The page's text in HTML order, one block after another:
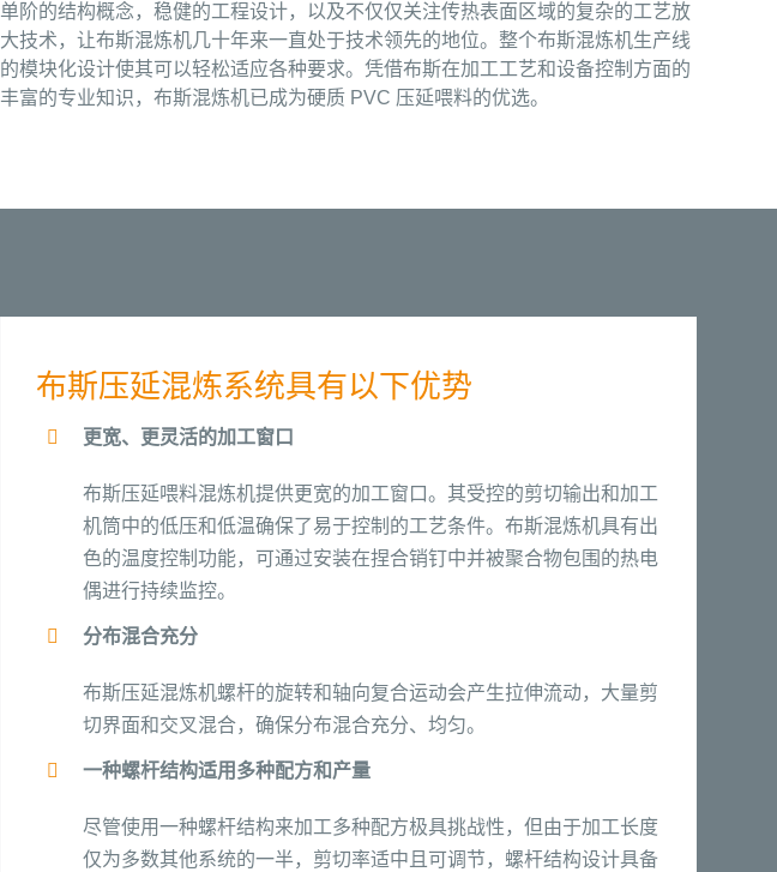
单阶的结构概念，稳健的工程设计，以及不仅仅关注传热表面区域的复杂的工艺放
大技术，让布斯混炼机几十年来一直处于技术领先的地位。整个布斯混炼机生产线
的模块化设计使其可以轻松适应各种要求。凭借布斯在加工工艺和设备控制方面的
丰富的专业知识，布斯混炼机已成为硬质 PVC 压延喂料的优选。
布斯压延混炼系统具有以下优势
更宽、更灵活的加工窗口
布斯压延喂料混炼机提供更宽的加工窗口。其受控的剪切输出和加工
机筒中的低压和低温确保了易于控制的工艺条件。布斯混炼机具有出
色的温度控制功能，可通过安装在捏合销钉中并被聚合物包围的热电
偶进行持续监控。
分布混合充分
布斯压延混炼机螺杆的旋转和轴向复合运动会产生拉伸流动，大量剪
切界面和交叉混合，确保分布混合充分、均匀。
一种螺杆结构适用多种配方和产量
尽管使用一种螺杆结构来加工多种配方极具挑战性，但由于加工长度
仅为多数其他系统的一半，剪切率适中且可调节，螺杆结构设计具备